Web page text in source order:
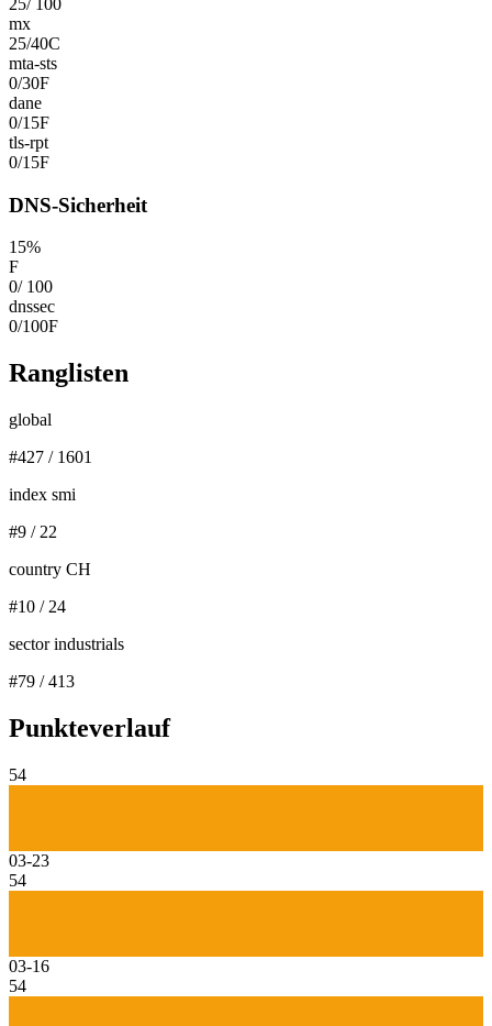
mx
25/40C
mta-sts
0/30F
dane
0/15F
tls-rpt
0/15F
DNS-Sicherheit
15%
F
0/ 100
dnssec
0/100F
Ranglisten
global
#427 / 1601
index smi
#9 / 22
country CH
#10 / 24
sector industrials
#79 /413
Punkteverlauf
54
03-23
54
03-16
54